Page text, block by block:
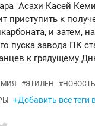
"Асахи Касей
приступить к
и затем,
пуска завода ПК
к грядущему
#ЭТИЛЕН #НОВОСТЬ
+Добавить все теги